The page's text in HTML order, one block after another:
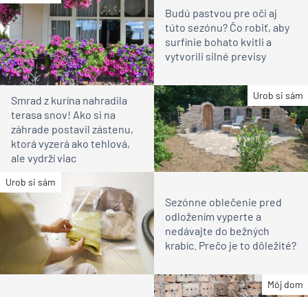
Budú pastvou pre oči aj
túto sezónu? Čo robiť, aby
surfínie bohato kvitli a
vytvorili silné previsy
Urob si sám
Smrad z kurína nahradila
terasa snov! Ako si na
záhrade postavil zástenu,
ktorá vyzerá ako tehlová,
ale vydrží viac
Urob si sám
Sezónne oblečenie pred
odložením vyperte a
nedávajte do bežných
krabíc. Prečo je to dôležité?
Môj dom